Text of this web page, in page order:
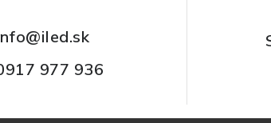
@iled.sk
977 936